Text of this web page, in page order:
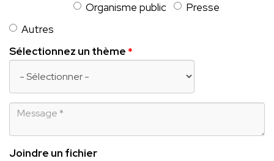
Organisme public
Presse
Autres
Sélectionnez un thème
Message
Joindre un fichier